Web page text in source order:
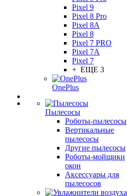
Pixel 9
Pixel 8 Pro
Pixel 8A
Pixel 8
Pixel 7 PRO
Pixel 7A
Pixel 7
+ ЕЩЕ 3
OnePlus
Пылесосы
Роботы-пылесосы
Вертикальные
пылесосы
Другие пылесосы
Роботы-мойщики
окон
Аксессуары для
пылесосов